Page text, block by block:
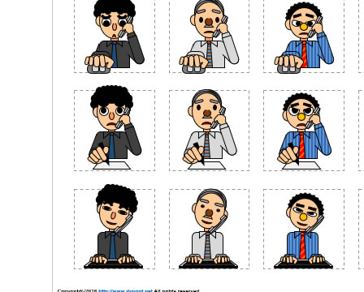
作業しながら電話するビジネ
データサンプル画像
フチ有り